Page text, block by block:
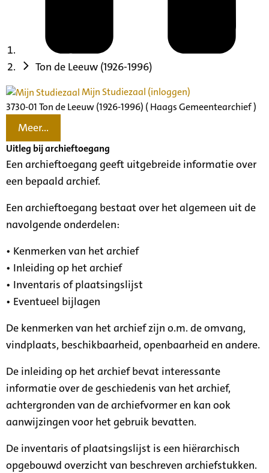
Ton de Leeuw (1926-1996)
Mijn Studiezaal (inloggen)
3730-01 Ton de Leeuw (1926-1996) ( Haags Gemeentearchief )
Meer...
Uitleg bij archieftoegang
Een archieftoegang geeft uitgebreide informatie over
een bepaald archief.
Een archieftoegang bestaat over het algemeen uit de
navolgende onderdelen:
• Kenmerken van het archief
• Inleiding op het archief
• Inventaris of plaatsingslijst
• Eventueel bijlagen
De kenmerken van het archief zijn o.m. de omvang,
vindplaats, beschikbaarheid, openbaarheid en andere.
De inleiding op het archief bevat interessante
informatie over de geschiedenis van het archief,
achtergronden van de archiefvormer en kan ook
aanwijzingen voor het gebruik bevatten.
De inventaris of plaatsingslijst is een hiërarchisch
opgebouwd overzicht van beschreven archiefstukken.